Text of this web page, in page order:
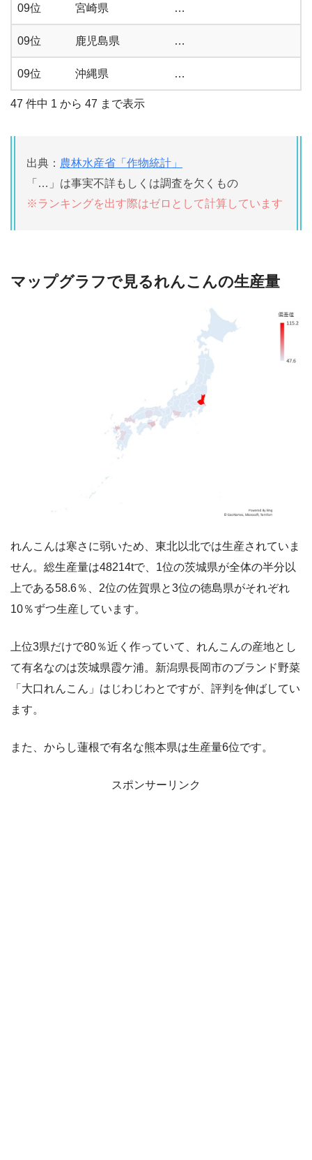
09位 宮崎県 …
09位 鹿児島県 …
09位 沖縄県 …
47 件中 1 から 47 まで表示
出典： 農林水産省「作物統計」
「…」は事実不詳もしくは調査を欠くもの
※ランキングを出す際はゼロとして計算しています
マップグラフで見るれんこんの生産量
れんこんは寒さに弱いため、東北以北では生産されていま
せん。総生産量は48214tで、1位の茨城県が全体の半分以
上である58.6％、2位の佐賀県と3位の徳島県がそれぞれ
10％ずつ生産しています。
上位3県だけで80％近く作っていて、れんこんの産地とし
て有名なのは茨城県霞ケ浦。新潟県長岡市のブランド野菜
「大口れんこん」はじわじわとですが、評判を伸ばしてい
ます。
また、からし蓮根で有名な熊本県は生産量6位です。
スポンサーリンク